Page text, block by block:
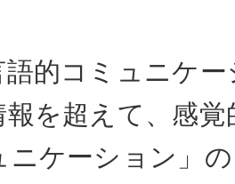
語的コミュニケ
を超えて、感
ニケーション」